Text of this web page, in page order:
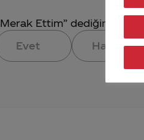
Ettim” dediğin
Evet
Hayır